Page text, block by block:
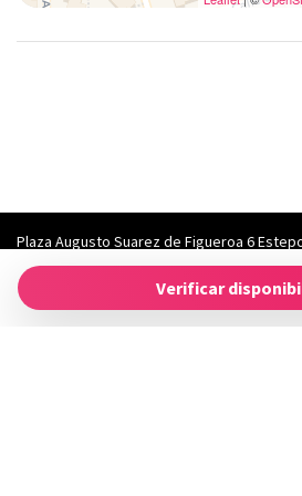
Secador de pelo
Toallas
Verificar
Plaza Augusto Suarez de Figueroa 6
kross@roomcity.es- 672996895